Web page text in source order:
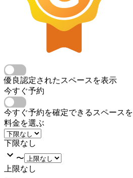
優良認定されたスペースを表示
今すぐ予約
今すぐ予約を確定できるスペース
料金を選ぶ
下限なし
〜
上限なし